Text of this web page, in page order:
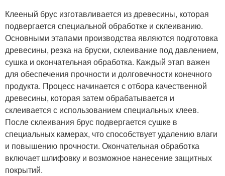
Клееный брус изготавливается из древесины, которая
подвергается специальной обработке и склеиванию.
Основными этапами производства являются подготовка
древесины, резка на бруски, склеивание под давлением,
сушка и окончательная обработка. Каждый этап важен
для обеспечения прочности и долговечности конечного
продукта. Процесс начинается с отбора качественной
древесины, которая затем обрабатывается и
склеивается с использованием специальных клеев.
После склеивания брус подвергается сушке в
специальных камерах, что способствует удалению влаги
и повышению прочности. Окончательная обработка
включает шлифовку и возможное нанесение защитных
покрытий.